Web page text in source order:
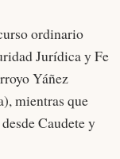
ordinario
Jurídica y Fe
Yáñez
mientras que
Caudete y